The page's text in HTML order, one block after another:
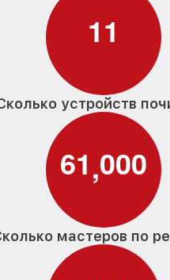
11
устройств
61,000
мастеров по